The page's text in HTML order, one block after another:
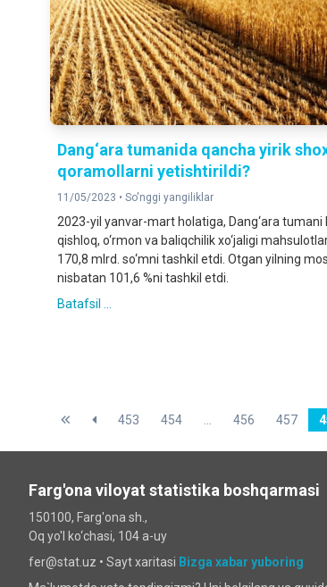
Dang‘ara tumanida qancha yirik
qoramollarni yetishtirildi?
11/05/2023 • So'nggi yangiliklar
2023-yil yanvar-mart holatiga, Dang‘ara tumani
qishloq, o‘rmon va baliqchilik xo‘jaligi
170,8 mlrd. so‘mni tashkil etdi. Otgan yilning
nisbatan 101,6 %ni tashkil etdi.
Batafsil ...
453 454 456 457
Farg'ona viloyat statistika boshqarmasi
150100, Farg'ona sh.,
Oq yo'l ko‘chаsi, 104 a-uy
fer@stat.uz • Sayt xaritasi Bizga xabar yuboring